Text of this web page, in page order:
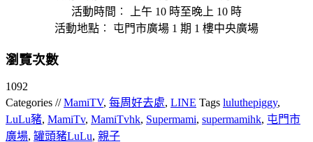
活動時間︰ 上午 10 時至晚上 10 時
活動地點︰ 屯門市廣場 1 期 1 樓中央廣場
瀏覽次數
1092
Categories //MamiTV, 每周好去處, LINE Tags luluthepiggy,
LuLu豬, MamiTv, MamiTvhk, Supermami, supermamihk, 屯門市
廣場, 罐頭豬LuLu, 親子